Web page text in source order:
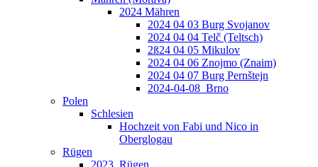
2024 Mähren
2024 04 03 Burg Svojanov
2024 04 04 Telč (Teltsch)
2ß24 04 05 Mikulov
2024 04 06 Znojmo (Znaim)
2024 04 07 Burg Pernštejn
2024-04-08_Brno
Polen
Schlesien
Hochzeit von Fabi und Nico in
Oberglogau
Rügen
2023_Rügen